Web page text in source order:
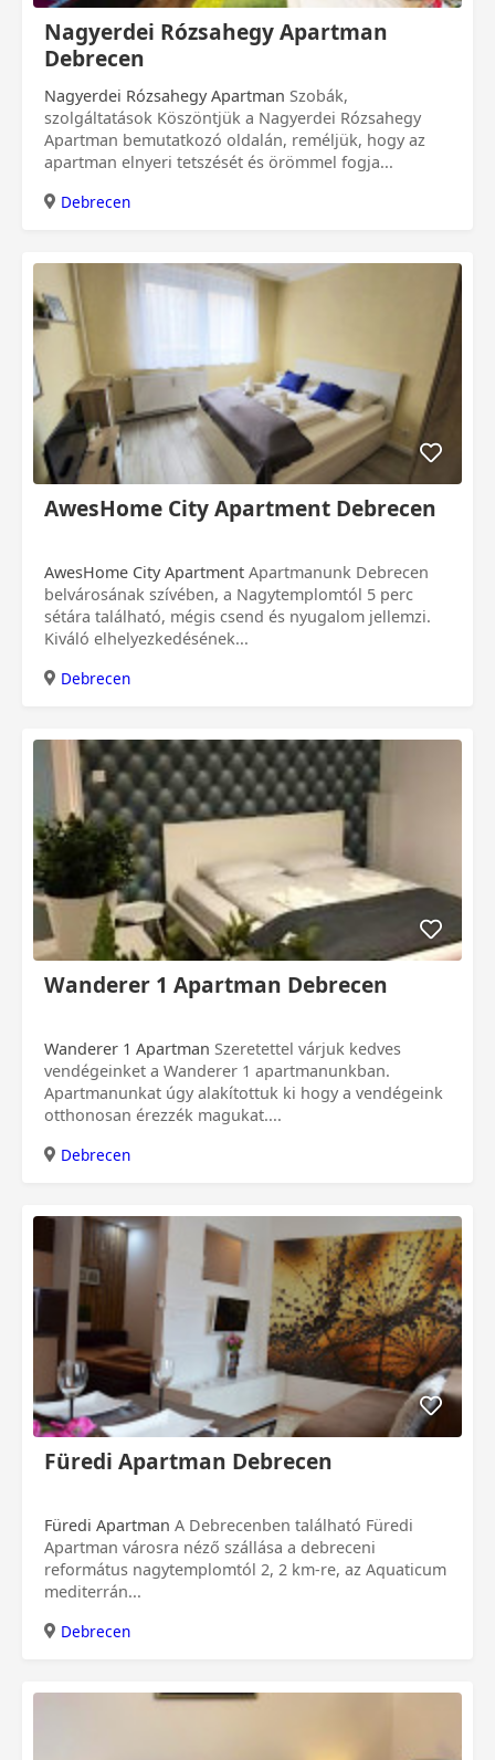
Nagyerdei Rózsahegy Apartman
Debrecen
Nagyerdei Rózsahegy Apartman
szolgáltatások Köszöntjük a Nagyerdei Rózsahegy
Apartman bemutatkozó oldalán, reméljük, hogy az
apartman elnyeri tetszését és örömmel fogja...
Debrecen
AwesHome City Apartment Debrecen
AwesHome City Apartment
belvárosának szívében, a Nagytemplomtól 5 perc
sétára található, mégis csend és nyugalom jellemzi.
Kiváló elhelyezkedésének...
Debrecen
Wanderer 1 Apartman Debrecen
Wanderer 1 Apartman
vendégeinket a Wanderer 1 apartmanunkban.
Apartmanunkat úgy alakítottuk ki hogy a vendégeink
otthonosan érezzék magukat....
Debrecen
Füredi Apartman Debrecen
Füredi Apartman
Apartman városra néző szállása a debreceni
református nagytemplomtól 2, 2 km-re, az Aquaticum
mediterrán...
Debrecen